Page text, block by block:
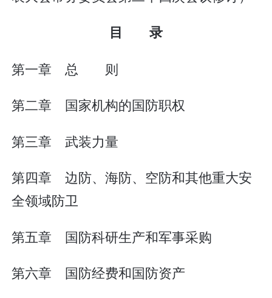
目 录
第一章 总 则
第二章 国家机构的国防职权
第三章 武装力量
第四章 边防、海防、空防和其他重大安
全领域防卫
第五章 国防科研生产和军事采购
第六章 国防经费和国防资产